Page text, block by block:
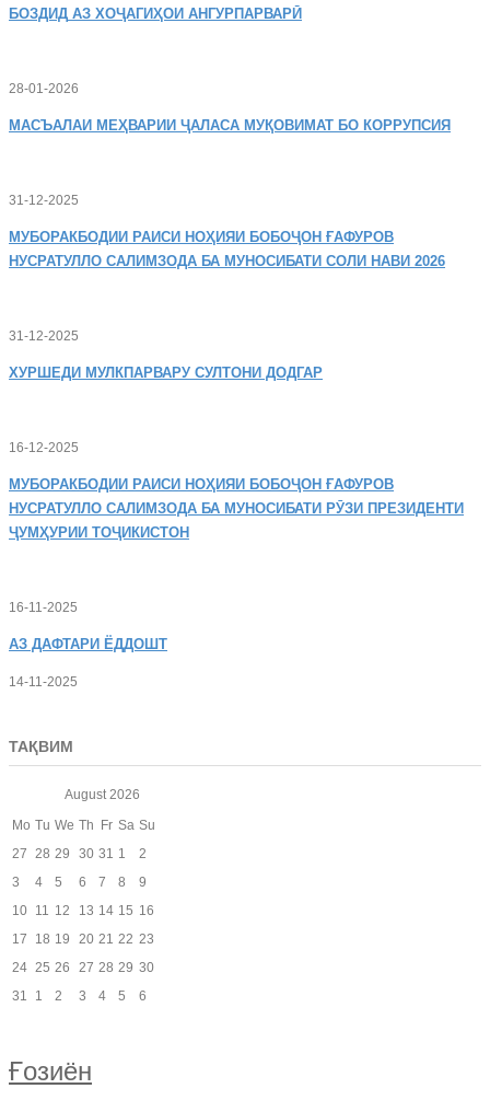
БОЗДИД АЗ ХОҶАГИҲОИ АНГУРПАРВАРӢ
28-01-2026
МАСЪАЛАИ МЕҲВАРИИ ҶАЛАСА МУҚОВИМАТ БО КОРРУПСИЯ
31-12-2025
МУБОРАКБОДИИ РАИСИ НОҲИЯИ БОБОҶОН ҒАФУРОВ
НУСРАТУЛЛО САЛИМЗОДА БА МУНОСИБАТИ СОЛИ НАВИ 2026
31-12-2025
ХУРШЕДИ МУЛКПАРВАРУ СУЛТОНИ ДОДГАР
16-12-2025
МУБОРАКБОДИИ РАИСИ НОҲИЯИ БОБОҶОН ҒАФУРОВ
НУСРАТУЛЛО САЛИМЗОДА БА МУНОСИБАТИ РӮЗИ ПРЕЗИДЕНТИ
ҶУМҲУРИИ ТОҶИКИСТОН
16-11-2025
АЗ ДАФТАРИ ЁДДОШТ
14-11-2025
ТАҚВИМ
August 2026
Mo Tu We Th Fr Sa Su
27 28 29 30 31 1
2
3
4 5 6 7 8
9
10 11 12 13 14 15 16
17
18 19 20 21 22 23
24 25 26 27 28 29 30
31
1 2 3 4 5 6
Ғозиён